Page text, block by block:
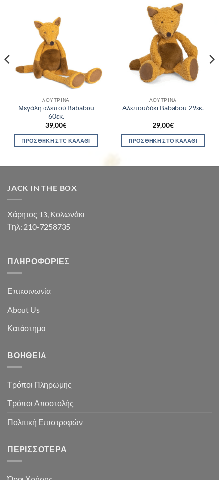
ΛΟΎΤΡΙΝΑ
Μεγάλη αλεπού Bababou
60εκ.
39,00€
ΠΡΟΣΘΉΚΗ ΣΤΟ ΚΑΛΆΘΙ
ΛΟΎΤΡΙΝΑ
Αλεπουδάκι Bababou 29εκ.
29,00€
ΠΡΟΣΘΉΚΗ ΣΤΟ ΚΑΛΆΘΙ
JACK IN THE BOX
Χάρητος 13, Κολωνάκι
Τηλ: 210-7258735
ΠΛΗΡΟΦΟΡΊΕΣ
Επικοινωνία
About Us
Κατάστημα
ΒΟΉΘΕΙΑ
Τρόποι Πληρωμής
Τρόποι Αποστολής
Πολιτική Επιστροφών
ΠΕΡΙΣΣΌΤΕΡΑ